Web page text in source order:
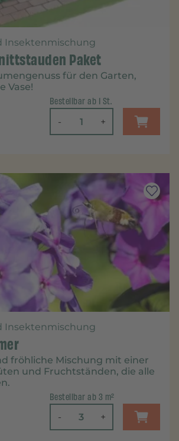
Insektenmischung
Paket
für den Garten,
Vase!
Bestellbar ab 1 St.
- +
Insektenmischung
fröhliche Mischung mit einer
und Fruchtständen, die alle
Bestellbar ab 3 m²
- +